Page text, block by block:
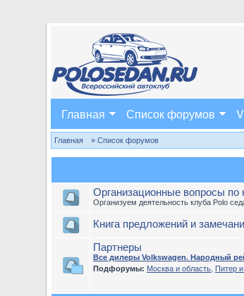
Главная Список форумов
Главная » Список форумов
Организационные вопросы по
Организуем деятельность клуба Polo
Книга предложений и
Партнеры
Все дилеры Volkswagen. Народный
Подфорумы: Москва и область Питер